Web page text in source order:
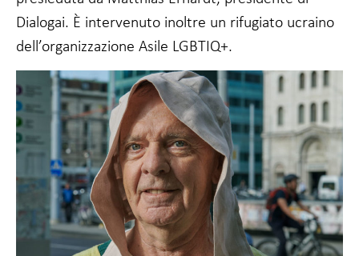
Dialogai. È intervenuto inoltre un rifugiato ucraino
dell’organizzazione Asile LGBTIQ+.